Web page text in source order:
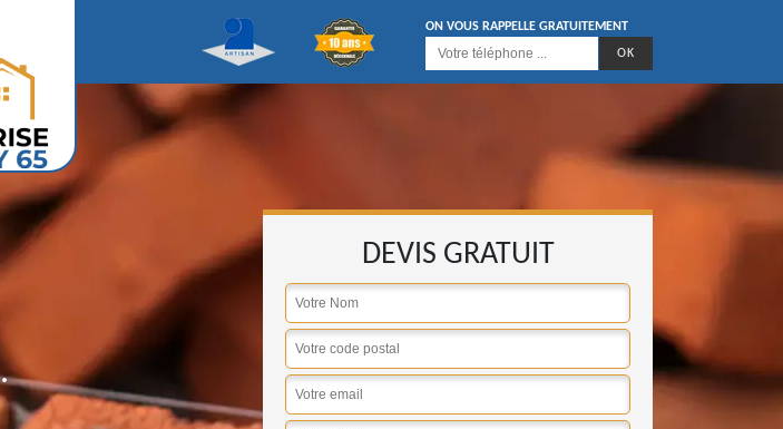
ON VOUS RAPPELLE GRATUITEMENT
DEVIS GRATUIT